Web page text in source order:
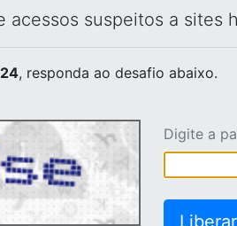
acessos suspeitos a sites
, responda ao desafio abaixo.
Digite a